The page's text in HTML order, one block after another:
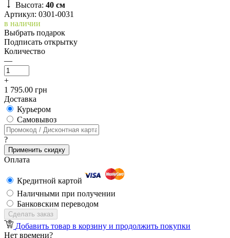
Высота: 40 см
Артикул: 0301-0031
в наличии
Выбрать подарок
Подписать открытку
Количество
—
+
1 795.00 грн
Доставка
Курьером
Cамовывоз
?
Применить скидку
Оплата
Кредитной картой
Наличными при получении
Банковским переводом
Сделать заказ
Добавить товар в корзину и продолжить покупки
Нет времени?